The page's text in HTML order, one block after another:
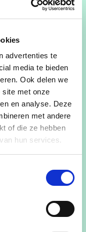
advertenties te
media te bieden
Ook delen we
site met onze
en analyse. Deze
met andere
of die ze hebben
hun services.
jeugdbeweging,
en politieke
voor de
ervaring
en het sociale